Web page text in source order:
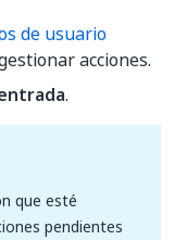
de usuario
acciones.
.
que esté
pendientes